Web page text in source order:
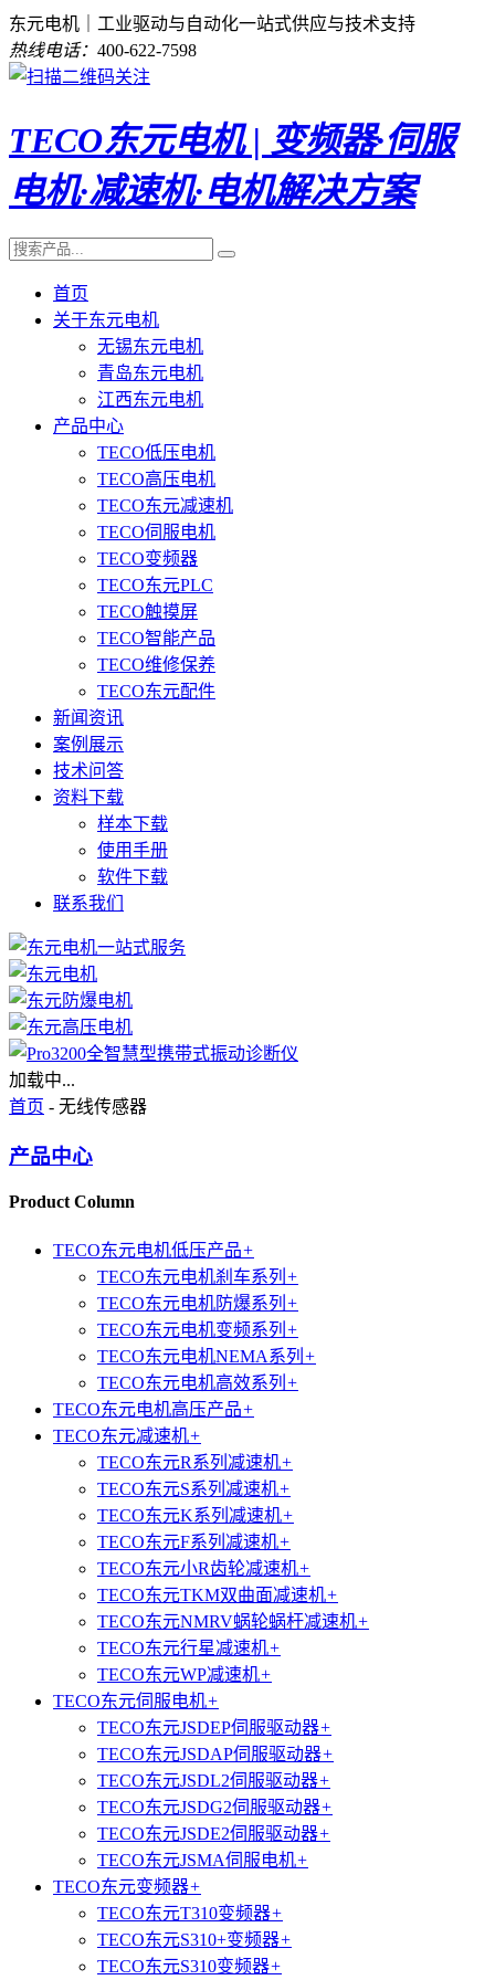
东元电机｜工业驱动与自动化一站式供应与技术支持
热线电话： 400-622-7598
TECO东元电机 | 变频器·伺服
电机·减速机·电机解决方案
首页
关于东元电机
无锡东元电机
青岛东元电机
江西东元电机
产品中心
TECO低压电机
TECO高压电机
TECO东元减速机
TECO伺服电机
TECO变频器
TECO东元PLC
TECO触摸屏
TECO智能产品
TECO维修保养
TECO东元配件
新闻资讯
案例展示
技术问答
资料下载
样本下载
使用手册
软件下载
联系我们
加载中...
首页 - 无线传感器
产品中心
Product Column
TECO东元电机低压产品+
TECO东元电机刹车系列 +
TECO东元电机防爆系列 +
TECO东元电机变频系列 +
TECO东元电机NEMA系列 +
TECO东元电机高效系列 +
TECO东元电机高压产品+
TECO东元减速机+
TECO东元R系列减速机+
TECO东元S系列减速机+
TECO东元K系列减速机+
TECO东元F系列减速机+
TECO东元小R齿轮减速机+
TECO东元TKM双曲面减速机+
TECO东元NMRV蜗轮蜗杆减速机+
TECO东元行星减速机+
TECO东元WP减速机+
TECO东元伺服电机+
TECO东元JSDEP伺服驱动器+
TECO东元JSDAP伺服驱动器+
TECO东元JSDL2伺服驱动器+
TECO东元JSDG2伺服驱动器+
TECO东元JSDE2伺服驱动器+
TECO东元JSMA伺服电机+
TECO东元变频器+
TECO东元T310变频器+
TECO东元S310+变频器+
TECO东元S310变频器+